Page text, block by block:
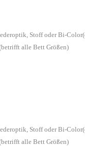
Stoff oder Bi-
alle Bett Größen)
Stoff oder Bi-
alle Bett Größen)